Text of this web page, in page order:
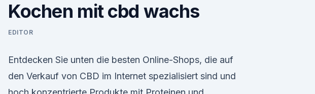
Kochen mit cbd wachs
EDITOR
Entdecken Sie unten die besten Online-Shops, die auf
den Verkauf von CBD im Internet spezialisiert sind und